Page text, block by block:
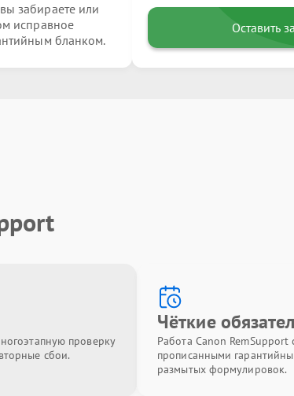
забираете или
исправное
бланком.
Оставить
проверку
сбои.
Чёткие
Работа Canon RemSupport
прописанными
размытых формулировок.